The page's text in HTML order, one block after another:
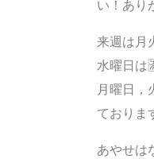
い！あり
来週は月
水曜日は
月曜日，
ておりま
あやせは